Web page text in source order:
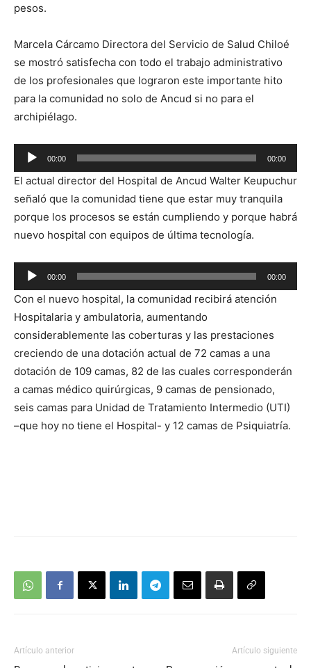
pesos.
Marcela Cárcamo Directora del Servicio de Salud Chiloé
se mostró satisfecha con todo el trabajo administrativo
de los profesionales que lograron este importante hito
para la comunidad no solo de Ancud si no para el
archipiélago.
Reproductor
de
audio
00:00 00:00
El actual director del Hospital de Ancud Walter Keupuchur
señaló que la comunidad tiene que estar muy tranquila
porque los procesos se están cumpliendo y porque habrá
nuevo hospital con equipos de última tecnología.
Reproductor
de
audio
00:00 00:00
Con el nuevo hospital, la comunidad recibirá atención
Hospitalaria y ambulatoria, aumentando
considerablemente las coberturas y las prestaciones
creciendo de una dotación actual de 72 camas a una
dotación de 109 camas, 82 de las cuales corresponderán
a camas médico quirúrgicas, 9 camas de pensionado,
seis camas para Unidad de Tratamiento Intermedio (UTI)
–que hoy no tiene el Hospital- y 12 camas de Psiquiatría.
Artículo anterior Artículo siguiente